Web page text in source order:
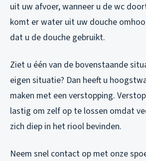
uit uw afvoer, wanneer u de wc
komt er water uit uw douche
dat u de douche gebruikt.
Ziet u één van de bovenstaande
eigen situatie? Dan heeft u
maken met een verstopping.
lastig om zelf op te lossen omdat
zich diep in het riool bevinden.
Neem snel contact op met onze